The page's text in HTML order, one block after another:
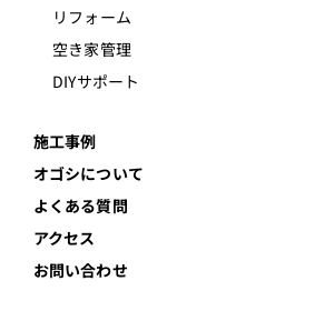
リフォーム
空き家管理
DIYサポート
施工事例
オゴシについて
よくある質問
アクセス
お問い合わせ